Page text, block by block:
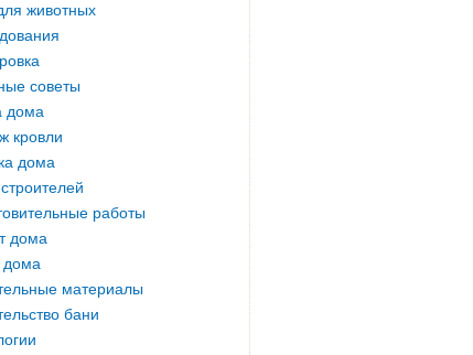
животных
советы
дома
кровли
дома
работы
дома
материалы
бани